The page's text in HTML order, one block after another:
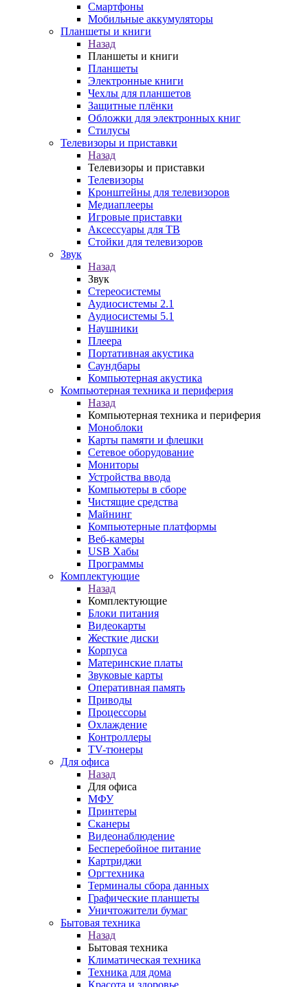
Смартфоны
Мобильные аккумуляторы
Планшеты и книги
Назад
Планшеты и книги
Планшеты
Электронные книги
Чехлы для планшетов
Защитные плёнки
Обложки для электронных книг
Стилусы
Телевизоры и приставки
Назад
Телевизоры и приставки
Телевизоры
Кронштейны для телевизоров
Медиаплееры
Игровые приставки
Аксессуары для ТВ
Стойки для телевизоров
Звук
Назад
Звук
Стереосистемы
Аудиосистемы 2.1
Аудиосистемы 5.1
Наушники
Плеера
Портативная акустика
Саундбары
Компьютерная акустика
Компьютерная техника и периферия
Назад
Компьютерная техника и периферия
Моноблоки
Карты памяти и флешки
Сетевое оборудование
Мониторы
Устройства ввода
Компьютеры в сборе
Чистящие средства
Майнинг
Компьютерные платформы
Веб-камеры
USB Хабы
Программы
Комплектующие
Назад
Комплектующие
Блоки питания
Видеокарты
Жесткие диски
Корпуса
Материнские платы
Звуковые карты
Оперативная память
Приводы
Процессоры
Охлаждение
Контроллеры
TV-тюнеры
Для офиса
Назад
Для офиса
МФУ
Принтеры
Сканеры
Видеонаблюдение
Бесперебойное питание
Картриджи
Оргтехника
Терминалы сбора данных
Графические планшеты
Уничтожители бумаг
Бытовая техника
Назад
Бытовая техника
Климатическая техника
Техника для дома
Красота и здоровье